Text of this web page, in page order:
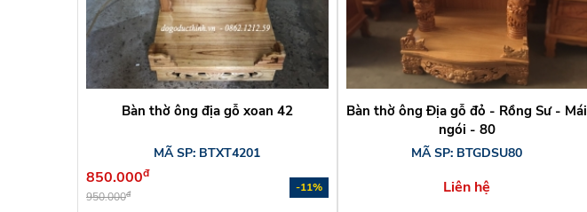
Bàn thờ ông địa gỗ xoan 42
MÃ SP: BTXT4201
850.000đ
950.000đ -11%
Bàn thờ ông Địa gỗ đỏ - Rồng Sư - Mái
ngói - 80
MÃ SP: BTGDSU80
Liên hệ